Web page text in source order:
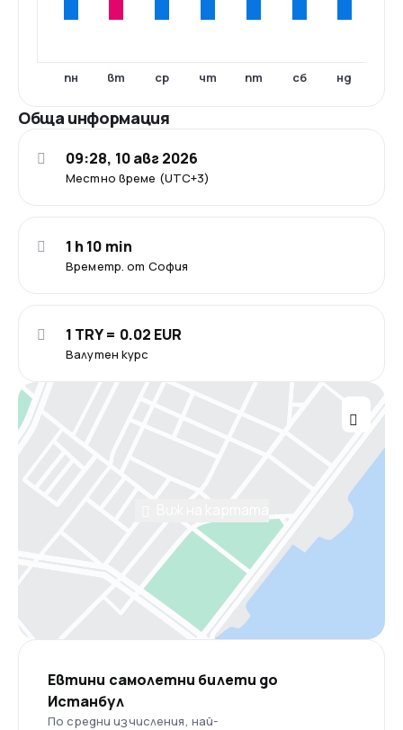
пн вт ср чт пт сб нд
Обща информация
Местно време (UTC+3)
09:28, 10 авг 2026
Времетр. от София
1 h 10 min
Валутен курс
1 TRY = 0.02 EUR
Евтини самолетни билети до
Истанбул
По средни изчисления, най-